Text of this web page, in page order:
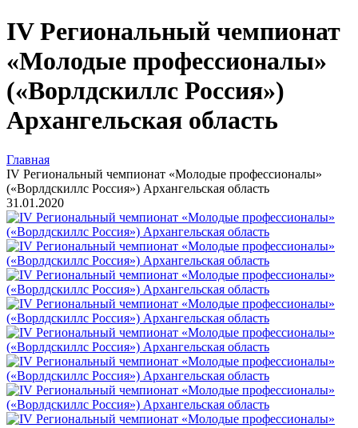
IV Региональный чемпионат
«Молодые профессионалы»
(«Ворлдскиллс Россия»)
Архангельская область
Главная
IV Региональный чемпионат «Молодые профессионалы»
(«Ворлдскиллс Россия») Архангельская область
31.01.2020